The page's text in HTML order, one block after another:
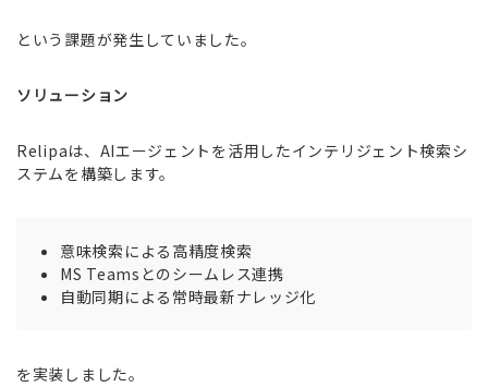
という課題が発生していました。
ソリューション
Relipaは、AIエージェントを活用したインテリジェント検索シ
ステムを構築します。
意味検索による高精度検索
MS Teamsとのシームレス連携
自動同期による常時最新ナレッジ化
を実装しました。